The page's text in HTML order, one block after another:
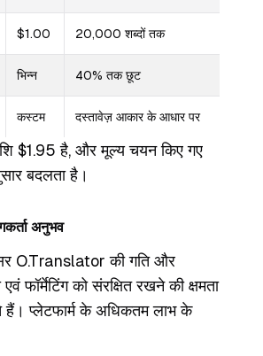
$1.00 20,000 शब्दों तक
भिन्न 40% तक छूट
कस्टम दस्तावेज़ आकार के आधार पर
$1.95 है, और मूल्य चयन किए गए
बदलता है।
अनुभव
O.Translator की गति और
फॉर्मेटिंग को संरक्षित रखने की क्षमता
हैं। प्लेटफार्म के अधिकतम लाभ के